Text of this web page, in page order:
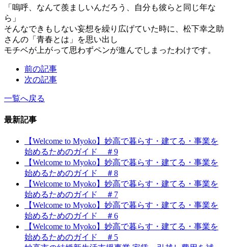
「嗚呼、なんて羨ましいんだろう、自分も彼らと同じ年な
ら」
そんなできもしない妄想を繰り広げていた時に、松下幸之助
さんの「青春とは」を思い出し
モチベが上がって思わずペンが進んでしまったわけです。
前の記事
次の記事
一覧へ戻る
最新記事
【Welcome to Myoko】妙高で暮らす・建てる・事業を
始めるためのガイド ＃9
【Welcome to Myoko】妙高で暮らす・建てる・事業を
始めるためのガイド ＃8
【Welcome to Myoko】妙高で暮らす・建てる・事業を
始めるためのガイド ＃7
【Welcome to Myoko】妙高で暮らす・建てる・事業を
始めるためのガイド ＃6
【Welcome to Myoko】妙高で暮らす・建てる・事業を
始めるためのガイド ＃5